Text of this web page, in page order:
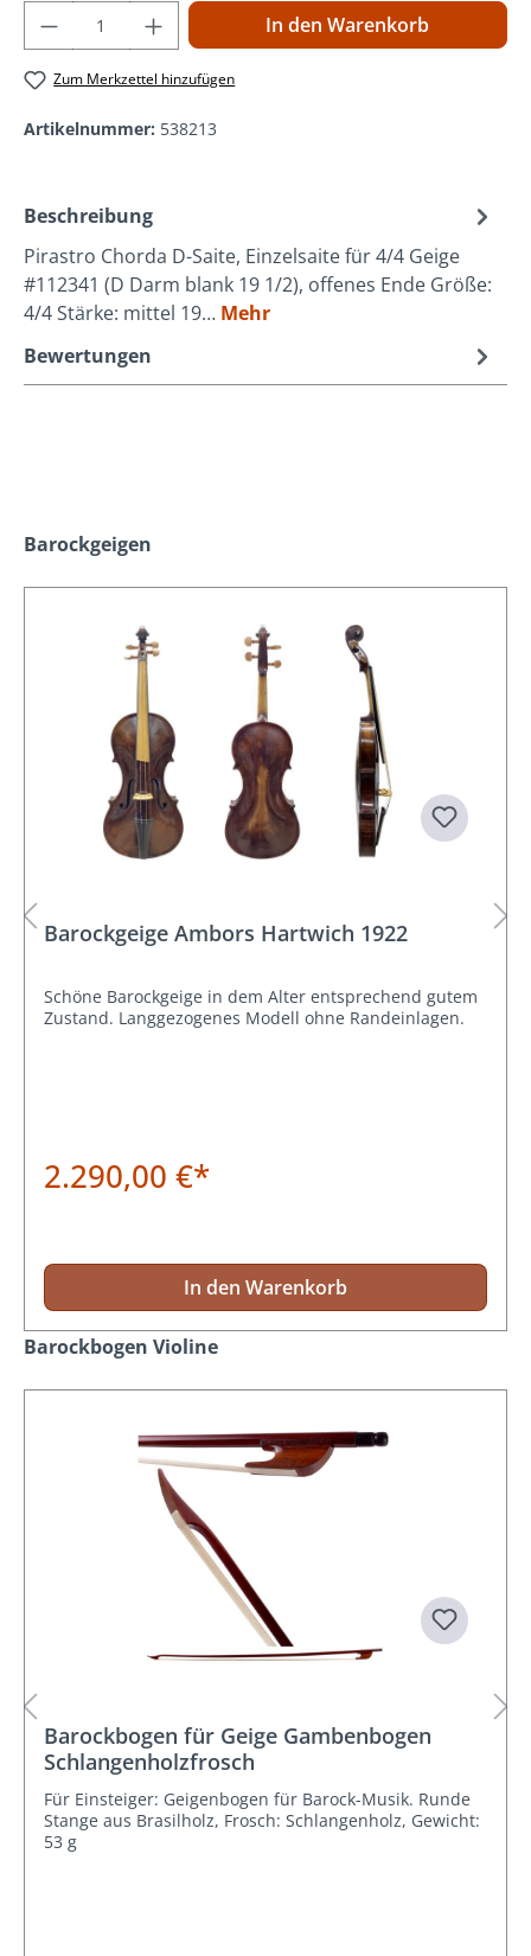
Produkt Anzahl: Gib den gewünschten
In den Warenkorb
Zum Merkzettel hinzufügen
Artikelnummer: 538213
Beschreibung
Pirastro Chorda D-Saite, Einzelsaite für 4/4 Geige
#112341 (D Darm blank 19 1/2), offenes Ende Größe:
4/4 Stärke: mittel 19… Mehr
Bewertungen
Produktgalerie überspringen
Barockgeigen
Barockgeige Ambors Hartwich 1922
Schöne Barockgeige in dem Alter entsprechend gutem
Zustand. Langgezogenes Modell ohne Randeinlagen.
2.290,00 €*
In den Warenkorb
Produktgalerie überspringen
Barockbogen Violine
Barockbogen für Geige Gambenbogen
Schlangenholzfrosch
Für Einsteiger: Geigenbogen für Barock-Musik. Runde
Stange aus Brasilholz, Frosch: Schlangenholz, Gewicht:
53 g